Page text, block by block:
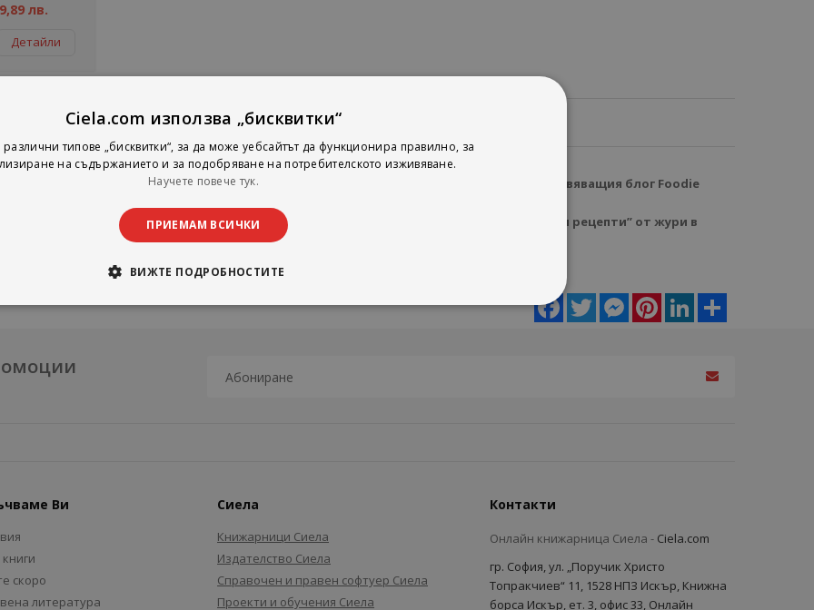
лв.
Детайли
Покажи
най-популярните млади лица на кулинарията у нас е Софи Йотова, създател на вдъхновяващия блог Foodie
тя бе отличена с наградата на „Кулинарен блоговодител” в категория „Здравословни рецепти” от жури в
Иван Звездев, Валери Нешов, шеф Юри Велев, Йоли и Веселина Славчева.
Facebook
Twitter MessengerPinterestLinkedIn
Ви
скоро
литература
Сиела
Книжарници Сиела
Издателство Сиела
Справочен и правен софтуер Сиела
Проекти и обучения Сиела
Контакти
Онлайн книжарница Сиела - Ciela.com
гр. София, ул. „Поручик Христо
Топракчиев“ 11, 1528 НПЗ Искър, Книжна
борса Искър, ет. 3, офис 33, Онлайн
Ciela.com използва „бисквитки“
типове „бисквитки“, за да може уебсайтът да функционира правилно, за
на съдържанието и за подобряване на потребителското изживяване.
Научете повече тук.
ПРИЕМАМ ВСИЧКИ
ВИЖТЕ ПОДРОБНОСТИТЕ